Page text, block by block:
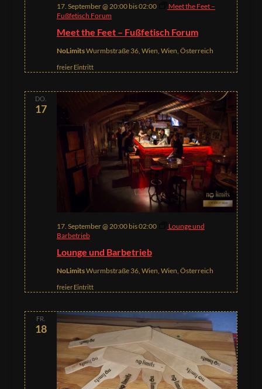
Meet the Feet – Fußfetisch Forum
17. September @ 20:00bis02:00
Meet the Feet –
Fußfetisch Forum
NoLimitsWurmbstraße 36, Wien, Wien, Österreich
freier Eintritt
DO.
17
Lounge und Barbetrieb
17. September @ 20:00bis02:00
Lounge und
Barbetrieb
NoLimitsWurmbstraße 36, Wien, Wien, Österreich
freier Eintritt
FR.
18